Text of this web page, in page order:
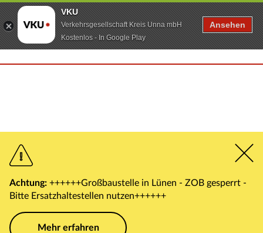
Achtung: ++++++Großbaustelle in Lünen - ZOB gesperrt -
Bitte Ersatzhaltestellen nutzen++++++
Mehr erfahren
VKU
Verkehrsgesellschaft Kreis Unna mbH
Kostenlos - In Google Play
Ansehen